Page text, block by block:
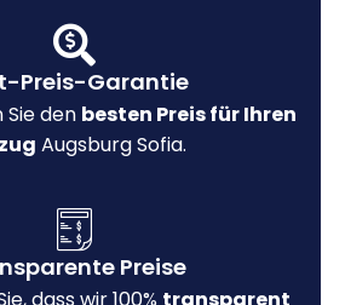
Preis-Garantie
Sie den besten Preis für Ihren
Augsburg Sofia.
Preise
dass wir 100% transparent